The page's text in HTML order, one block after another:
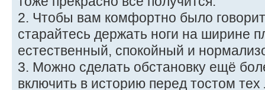
2. Чтобы вам комфортно было
старайтесь держать ноги на ширине
естественный, спокойный и
3. Можно сделать обстановку ещё
включить в историю перед тостом